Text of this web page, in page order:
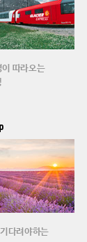
따라오는
다려야하는